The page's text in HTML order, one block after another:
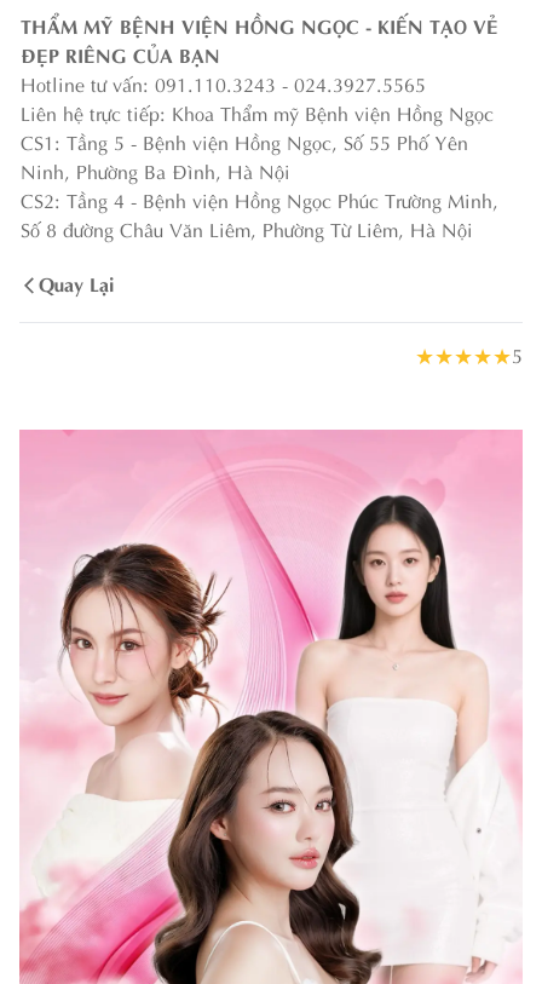
THẨM MỸ BỆNH VIỆN HỒNG NGỌC - KIẾN TẠO VẺ
ĐẸP RIÊNG CỦA BẠN
Hotline tư vấn: 091.110.3243 - 024.3927.5565
Liên hệ trực tiếp: Khoa Thẩm mỹ Bệnh viện Hồng Ngọc
CS1: Tầng 5 - Bệnh viện Hồng Ngọc, Số 55 Phố Yên
Ninh, Phường Ba Đình, Hà Nội
CS2: Tầng 4 - Bệnh viện Hồng Ngọc Phúc Trường Minh,
Số 8 đường Châu Văn Liêm, Phường Từ Liêm, Hà Nội
Quay Lại
★★★★★5